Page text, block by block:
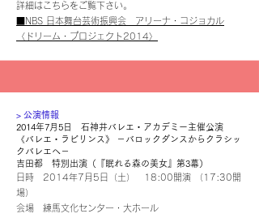
詳細はこちらをご覧下さい。
■NBS 日本舞台芸術振興会 アリーナ・コジョカル
〈ドリーム・プロジェクト2014〉
​> 公演情報
2014年7月5日 石神井バレエ・アカデミー主催公演
《バレエ・ラビリンス》 －バロックダンスからクラシッ
クバレエヘ－
吉田都 特別出演（『眠れる森の美女』第3幕）
日時 2014年7月5日（土） 18:00開演 （17:30開
場）
会場 練馬文化センター・大ホール